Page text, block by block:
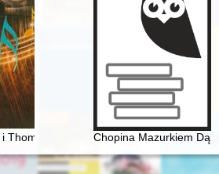
Chopinie
Thomas Dyke Acland Tellefsen. Polsko-
Chopina Mazurkiem